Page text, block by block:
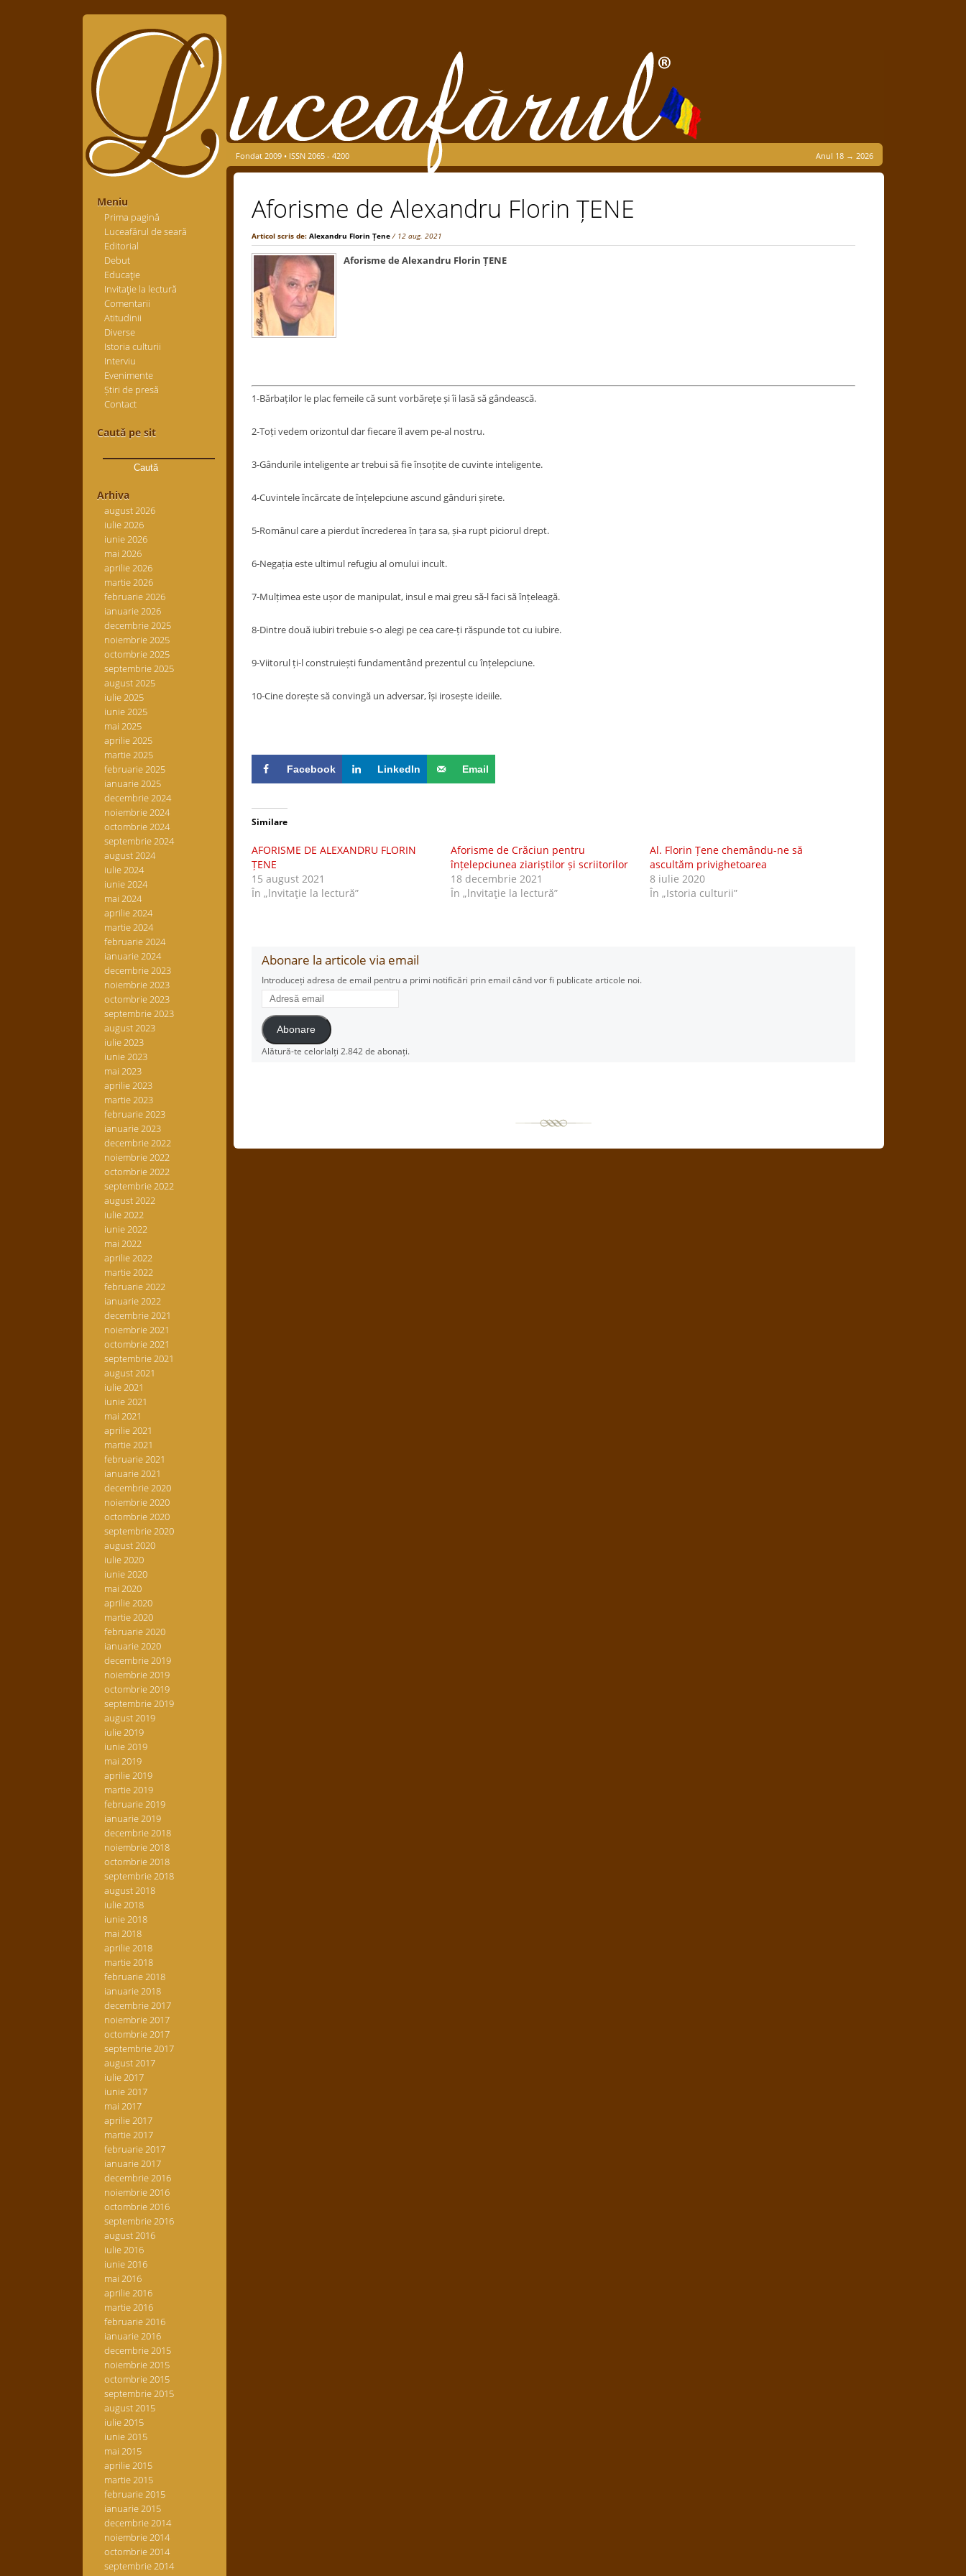
Meniu
Prima pagină
Luceafărul de seară
Editorial
Debut
Educaţie
Invitaţie la lectură
Comentarii
Atitudinii
Diverse
Istoria culturii
Interviu
Evenimente
Știri de presă
Contact
Caută pe sit
după:
Arhiva
august 2026
iulie 2026
iunie 2026
mai 2026
aprilie 2026
martie 2026
februarie 2026
ianuarie 2026
decembrie 2025
noiembrie 2025
octombrie 2025
septembrie 2025
august 2025
iulie 2025
iunie 2025
mai 2025
aprilie 2025
martie 2025
februarie 2025
ianuarie 2025
decembrie 2024
noiembrie 2024
octombrie 2024
septembrie 2024
august 2024
iulie 2024
iunie 2024
mai 2024
aprilie 2024
martie 2024
februarie 2024
ianuarie 2024
decembrie 2023
noiembrie 2023
octombrie 2023
septembrie 2023
august 2023
iulie 2023
iunie 2023
mai 2023
aprilie 2023
martie 2023
februarie 2023
ianuarie 2023
decembrie 2022
noiembrie 2022
octombrie 2022
septembrie 2022
august 2022
iulie 2022
iunie 2022
mai 2022
aprilie 2022
martie 2022
februarie 2022
ianuarie 2022
decembrie 2021
noiembrie 2021
octombrie 2021
septembrie 2021
august 2021
iulie 2021
iunie 2021
mai 2021
aprilie 2021
martie 2021
februarie 2021
ianuarie 2021
decembrie 2020
noiembrie 2020
octombrie 2020
septembrie 2020
august 2020
iulie 2020
iunie 2020
mai 2020
aprilie 2020
martie 2020
februarie 2020
ianuarie 2020
decembrie 2019
noiembrie 2019
octombrie 2019
septembrie 2019
august 2019
iulie 2019
iunie 2019
mai 2019
aprilie 2019
martie 2019
februarie 2019
ianuarie 2019
decembrie 2018
noiembrie 2018
octombrie 2018
septembrie 2018
august 2018
iulie 2018
iunie 2018
mai 2018
aprilie 2018
martie 2018
februarie 2018
ianuarie 2018
decembrie 2017
noiembrie 2017
octombrie 2017
septembrie 2017
august 2017
iulie 2017
iunie 2017
mai 2017
aprilie 2017
martie 2017
februarie 2017
ianuarie 2017
decembrie 2016
noiembrie 2016
octombrie 2016
septembrie 2016
august 2016
iulie 2016
iunie 2016
mai 2016
aprilie 2016
martie 2016
februarie 2016
ianuarie 2016
decembrie 2015
noiembrie 2015
octombrie 2015
septembrie 2015
august 2015
iulie 2015
iunie 2015
mai 2015
aprilie 2015
martie 2015
februarie 2015
ianuarie 2015
decembrie 2014
noiembrie 2014
octombrie 2014
septembrie 2014
Fondat 2009 • ISSN 2065 - 4200 Anul 18 → 2026
Aforisme de Alexandru Florin ȚENE
Articol scris de: Alexandru Florin Țene / 12 aug. 2021
Aforisme de Alexandru Florin ȚENE
1-Bărbaților le plac femeile că sunt vorbărețe și îi lasă să gândească.
2-Toți vedem orizontul dar fiecare îl avem pe-al nostru.
3-Gândurile inteligente ar trebui să fie însoțite de cuvinte inteligente.
4-Cuvintele încărcate de înțelepciune ascund gânduri șirete.
5-Românul care a pierdut încrederea în țara sa, și-a rupt piciorul drept.
6-Negația este ultimul refugiu al omului incult.
7-Mulțimea este ușor de manipulat, insul e mai greu să-l faci să înțeleagă.
8-Dintre două iubiri trebuie s-o alegi pe cea care-ți răspunde tot cu iubire.
9-Viitorul ți-l construiești fundamentând prezentul cu înțelepciune.
10-Cine dorește să convingă un adversar, își irosește ideiile.
Facebook LinkedIn Email
Similare
AFORISME DE ALEXANDRU FLORIN
ȚENE
15 august 2021
În „lnvitaţie la lectură”
Aforisme de Crăciun pentru
înțelepciunea ziariștilor și scriitorilor
18 decembrie 2021
În „lnvitaţie la lectură”
Al. Florin Țene chemându-ne să
ascultăm privighetoarea
8 iulie 2020
În „Istoria culturii”
Abonare la articole via email
Introduceți adresa de email pentru a primi notificări prin email când vor fi publicate articole noi.
Adresă
email
Abonare
Alătură-te celorlalți 2.842 de abonați.